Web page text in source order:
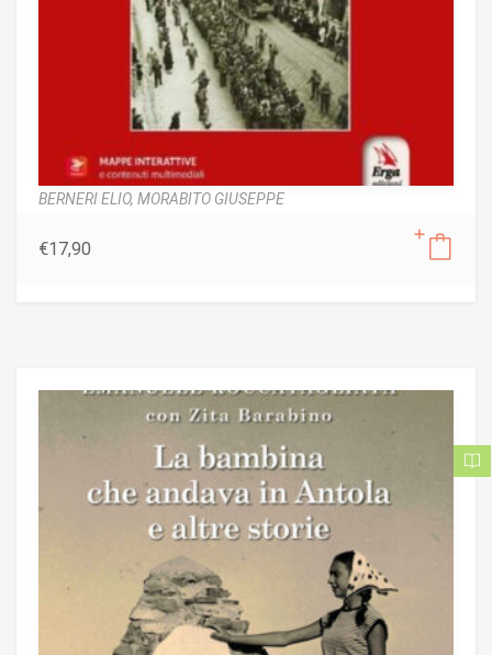
BERNERI ELIO, MORABITO GIUSEPPE
€17,90